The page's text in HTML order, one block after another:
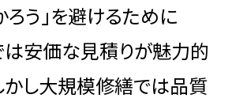
ろう」を避けるために
安価な見積りが魅力的
かし大規模修繕では品質